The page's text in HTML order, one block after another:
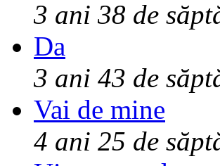
3 ani 38 de
Da
3 ani 43 de
Vai de mine
4 ani 25 de